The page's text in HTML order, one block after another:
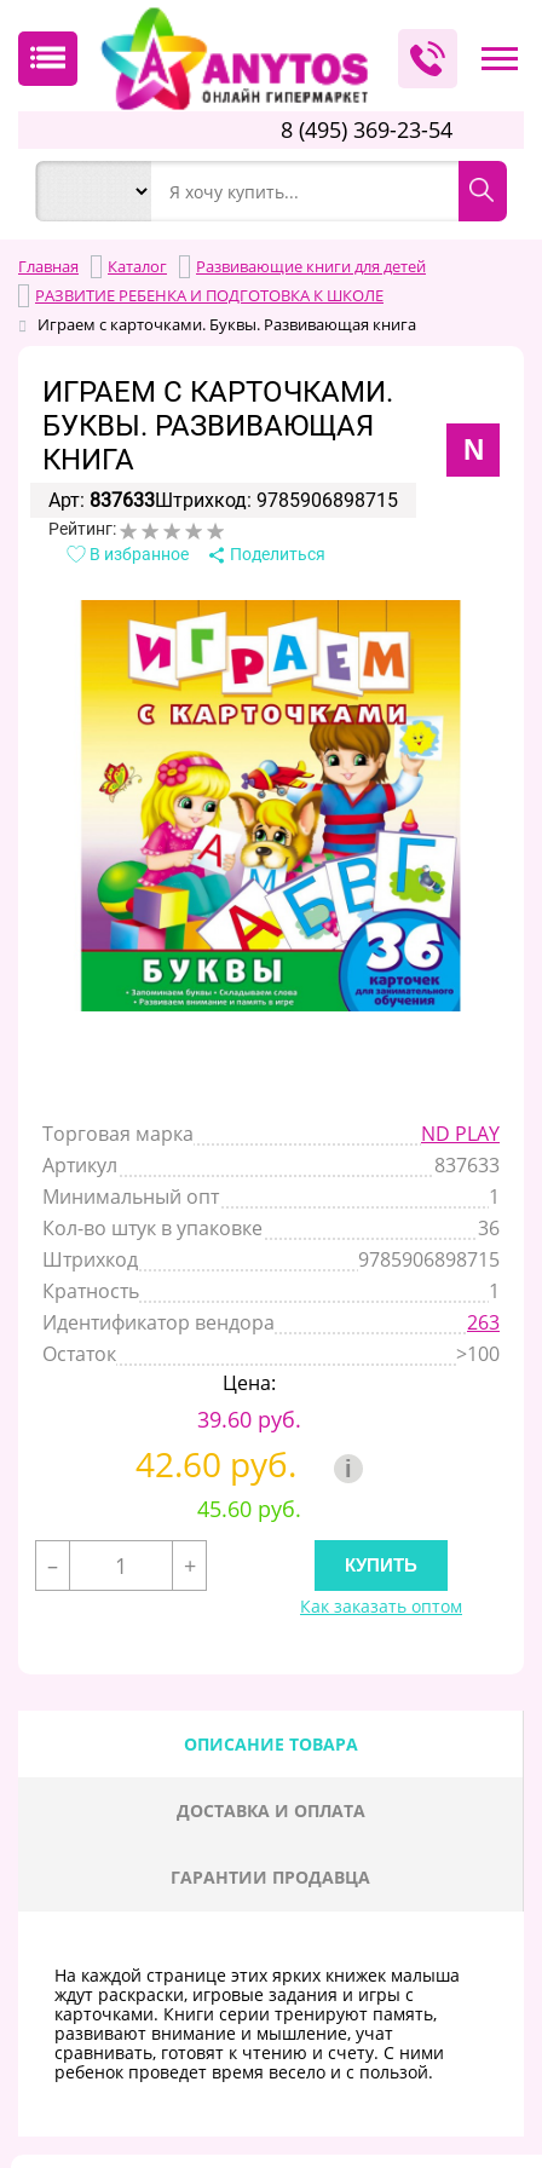
8 (495) 369-23-54
Главная Каталог
Развивающие книги для детей
РАЗВИТИЕ РЕБЕНКА И ПОДГОТОВКА К ШКОЛЕ
Играем с карточками. Буквы. Развивающая книга
ИГРАЕМ С КАРТОЧКАМИ.
БУКВЫ. РАЗВИВАЮЩАЯ
КНИГА
N
Арт: 837633Штрихкод: 9785906898715
Рейтинг:
В избранное
Поделиться
Торговая марка
ND PLAY
Артикул
837633
Минимальный опт
1
Кол-во штук в упаковке
36
Штрихкод
9785906898715
Кратность
1
Идентификатор вендора
263
Остаток
>100
Цена:
39.60 руб.
42.60 руб. i
45.60 руб.
–
+
Как заказать оптом
ОПИСАНИЕ ТОВАРА
ДОСТАВКА И ОПЛАТА
ГАРАНТИИ ПРОДАВЦА
На каждой странице этих ярких книжек малыша
ждут раскраски, игровые задания и игры с
карточками. Книги серии тренируют память,
развивают внимание и мышление, учат
сравнивать, готовят к чтению и счету. С ними
ребенок проведет время весело и с пользой.